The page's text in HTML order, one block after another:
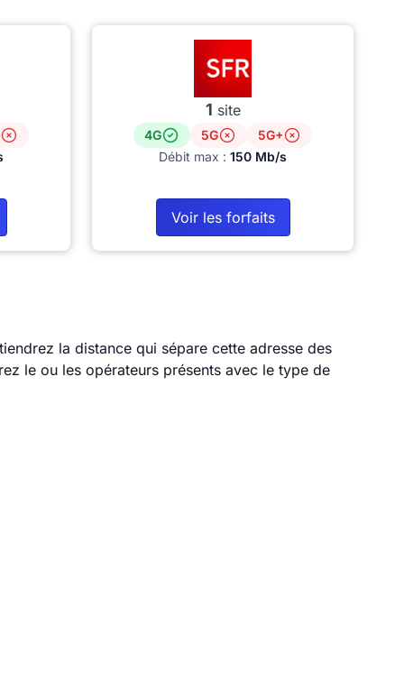
1 site
4G 5G
5G+
Débit max : 150 Mb/s
Voir les forfaits
la distance qui sépare cette adresse des
le ou les opérateurs présents avec le type de